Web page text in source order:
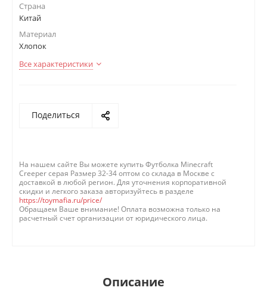
Страна
Китай
Материал
Хлопок
Все характеристики
Поделиться
На нашем сайте Вы можете купить Футболка Minecraft
Creeper серая Размер 32-34 оптом со склада в Москве с
доставкой в любой регион. Для уточнения корпоративной
скидки и легкого заказа авторизуйтесь в разделе
https://toymafia.ru/price/
Обращаем Ваше внимание! Оплата возможна только на
расчетный счет организации от юридического лица.
Описание